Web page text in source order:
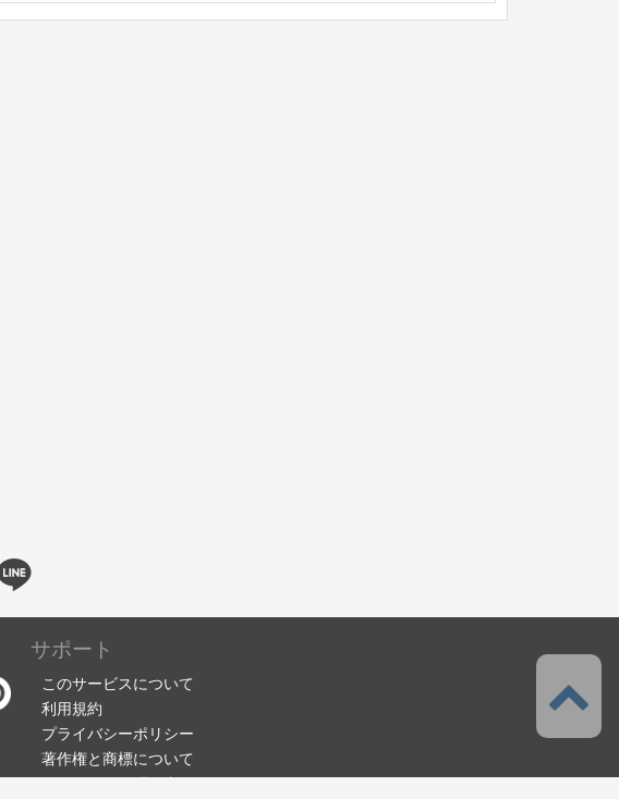
サポート
このサービスについて
利用規約
プライバシーポリシー
著作権と商標について